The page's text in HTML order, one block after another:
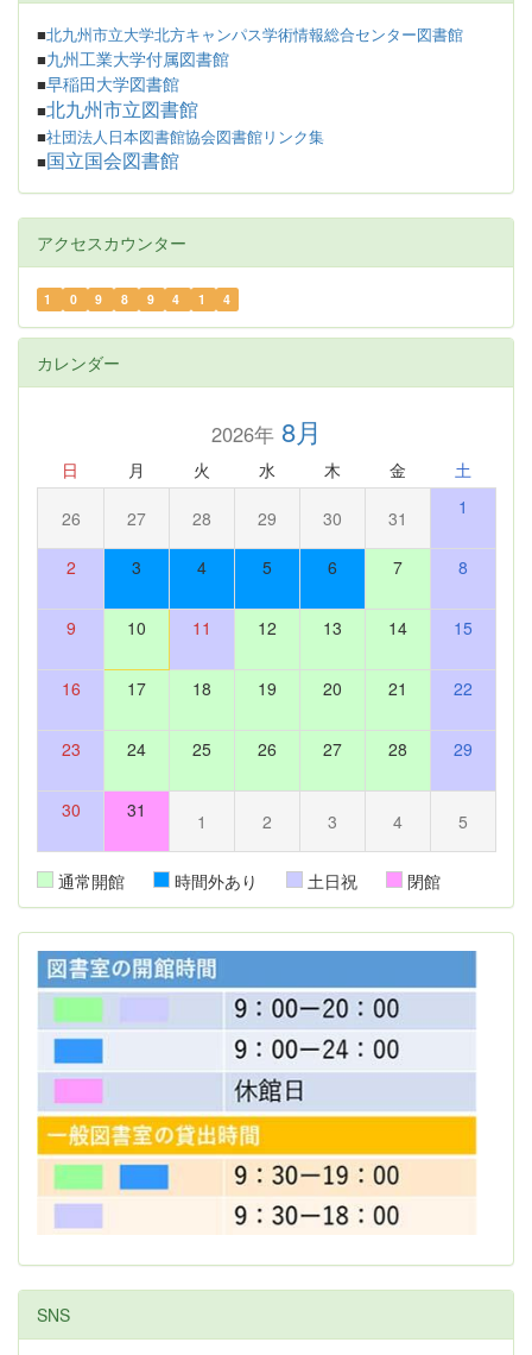
■北九州市立大学北方キャンパス学術情報総合センター図書館
■九州工業大学付属図書館
■早稲田大学図書館
■北九州市立図書館
■社団法人日本図書館協会図書館リンク集
■ 国立国会図書館
アクセスカウンター
1 0 9 8 9 4 1 4
カレンダー
2026年8月
日 月 火 水 木 金 土
26 27 28 29 30 31 1
2 3 4 5 6 7 8
9 10 11 12 13 14 15
16 17 18 19 20 21 22
23 24 25 26 27 28 29
30 31 1 2 3 4 5
通常開館 時間外あり 土日祝 閉館
SNS